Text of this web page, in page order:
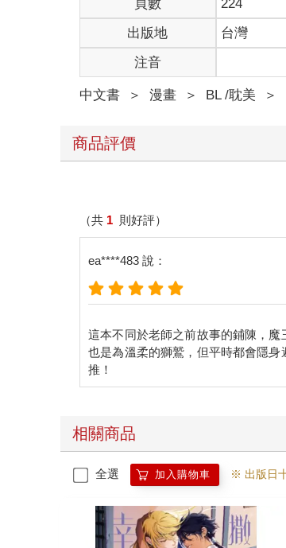
頁數
224
出版地
台灣
注音
中文書 ＞ 漫畫 ＞ BL /耽美 ＞
商品評價
（共 1 則好評）
ea****483 說：
這本不同於老師之前故事的鋪陳，
也是為溫柔的獅鷲，但平時都會隱
相關商品
全選 加入購物車 ※ 出版日